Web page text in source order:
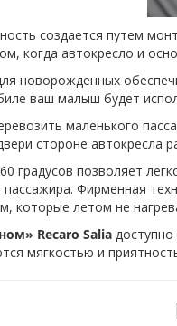
создается путем
когда автокресло и
новорожденных
ваш малыш будет
маленького
стороне автокресла
градусов позволяет
пассажира. Фирменная
которые летом не
Recaro Salia
мягкостью и